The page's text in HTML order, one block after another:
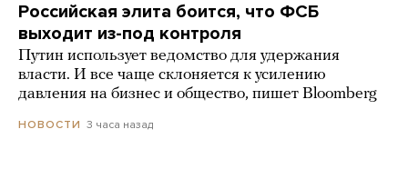
Российская элита боится, что ФСБ
выходит из-под контроля
Путин использует ведомство для удержания
власти. И все чаще склоняется к усилению
давления на бизнес и общество, пишет Bloomberg
НОВОСТИ 3 часа назад